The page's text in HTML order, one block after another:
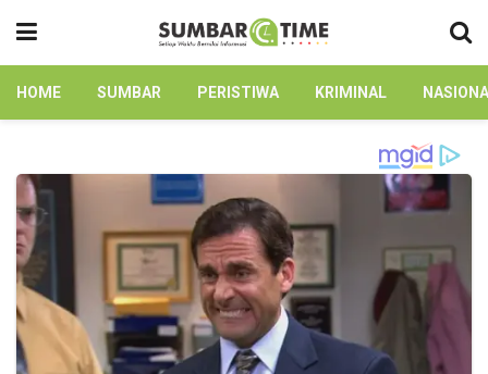
HOME SUMBAR PERISTIWA KRIMINAL